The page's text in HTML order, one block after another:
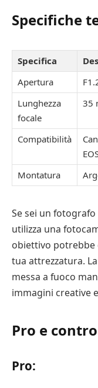
Specifiche
Specifica
Apertura
Lunghezza
focale
35
Compatibilità
Montatura
Se sei un
utilizza una
obiettivo potrebbe
tua attrezzatura.
messa a fuoco
immagini creative
Pro e contro
Pro: